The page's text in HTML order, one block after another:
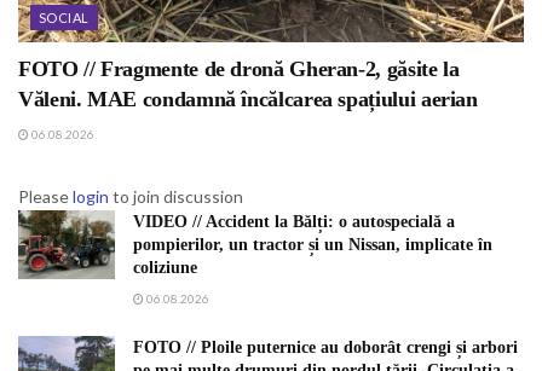
SOCIAL
FOTO // Fragmente de dronă Gheran-2, găsite la
Văleni. MAE condamnă încălcarea spațiului aerian
06.08.2026
Pleaselogin to join discussion
VIDEO // Accident la Bălți: o autospecială a
pompierilor, un tractor și un Nissan, implicate în
coliziune
06.08.2026
FOTO // Ploile puternice au doborât crengi și arbori